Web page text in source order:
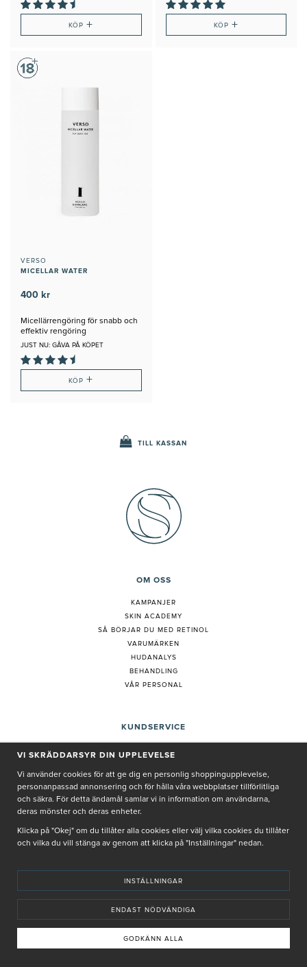
KÖP+ KÖP +
VERSO
MICELLAR WATER
400 kr
Micellärrengöring för snabb och
effektiv rengöring
JUST NU: GÅVA PÅ KÖPET
KÖP+
TILL KASSAN
OM OSS
KAMPANJER
SKIN ACADEMY
SÅ BÖRJAR DU MED RETINOL
VARUMÄRKEN
HUDANALYS
BEHANDLING
VÅR PERSONAL
KUNDSERVICE
BETALNINGSVILLKOR
SÅ HANDLAR DU
JOBBA MED OSS
REKLAMATION
KUNDTJÄNST
PRENUMERERA PÅ NYHETSBREV
VI SKRÄDDARSYR DIN UPPLEVELSE
Vi använder cookies för att ge dig en personlig shoppingupplevelse,
personanpassad annonsering och för hålla våra webbplatser tillförlitliga
och säkra. För detta ändamål samlar vi in information om användarna,
deras mönster och deras enheter.
Klicka på "Okej" om du tillåter alla cookies eller välj vilka cookies du tillåter
och vilka du vill stänga av genom att klicka på "Inställningar" nedan.
INSTÄLLNINGAR
ENDAST NÖDVÄNDIGA
GODKÄNN ALLA